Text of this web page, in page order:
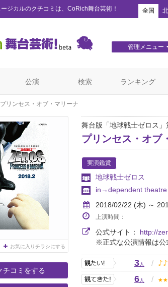
ジカルのクチコミは、CoRich舞台芸術！ 全国
管理メニュー
公演 検索 ランキング
プリンセス・オブ・マリーナ
お気に入りチラシにする
チコミをする
舞台版「地球戦士ゼロス」
プリンセス・オブ
実演鑑賞
地球戦士ゼロス
in→dependent theatre
2018/02/22 (木) ～
上演時間：
公式サイト： http://
※正式な公演情報は公
3人 / ♪ ♪
6人 / ★ ★